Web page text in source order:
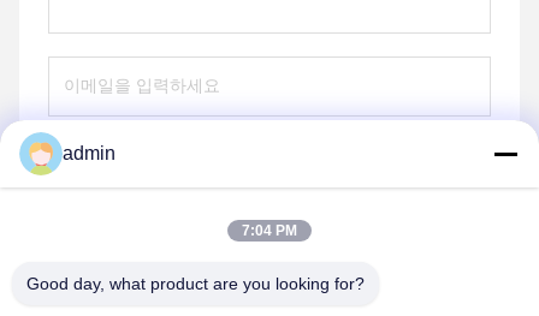
전송
admin
7:04 PM
Good day, what product are you looking for?